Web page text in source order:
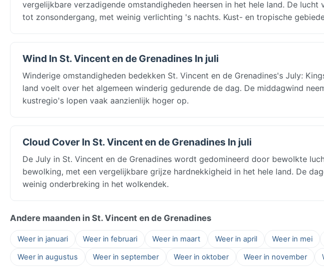
vergelijkbare verzadigende omstandigheden heersen in het hele land. De
tot zonsondergang, met weinig verlichting 's nachts. Kust- en tropische
Wind In St. Vincent en de Grenadines In juli
Winderige omstandigheden bedekken St. Vincent en de Grenadines's July:
land voelt over het algemeen winderig gedurende de dag. De middagwind
kustregio's lopen vaak aanzienlijk hoger op.
Cloud Cover In St. Vincent en de Grenadines In juli
De July in St. Vincent en de Grenadines wordt gedomineerd door bewolkte
bewolking, met een vergelijkbare grijze hardnekkigheid in het hele land. De
weinig onderbreking in het wolkendek.
Andere maanden in St. Vincent en de Grenadines
Weer in januari Weer in februari Weer in maart Weer in april Weer in mei
Weer in augustus
Weer in september Weer in oktober Weer in november